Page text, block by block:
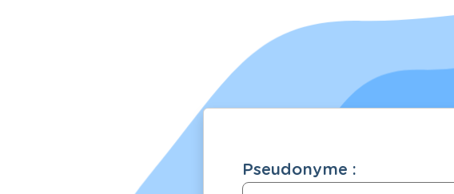
Pseudonyme :